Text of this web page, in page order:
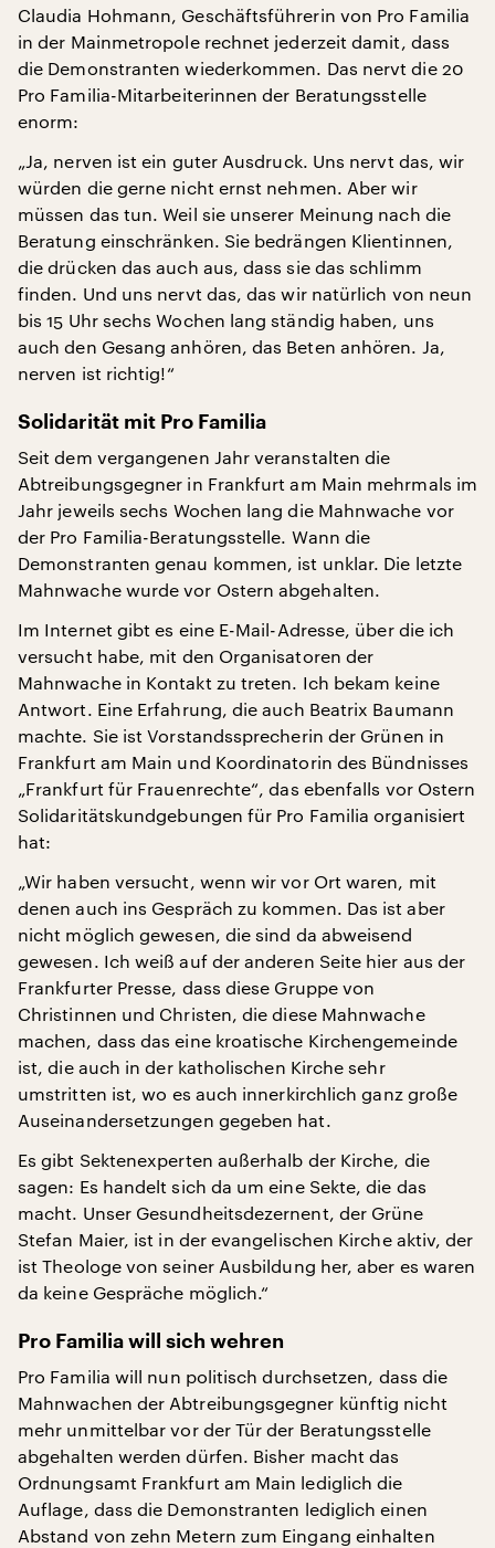
Claudia Hohmann, Geschäftsführerin von Pro Familia
in der Mainmetropole rechnet jederzeit damit, dass
die Demonstranten wiederkommen. Das nervt die 20
Pro Familia-Mitarbeiterinnen der Beratungsstelle
enorm:
„Ja, nerven ist ein guter Ausdruck. Uns nervt das, wir
würden die gerne nicht ernst nehmen. Aber wir
müssen das tun. Weil sie unserer Meinung nach die
Beratung einschränken. Sie bedrängen Klientinnen,
die drücken das auch aus, dass sie das schlimm
finden. Und uns nervt das, das wir natürlich von neun
bis 15 Uhr sechs Wochen lang ständig haben, uns
auch den Gesang anhören, das Beten anhören. Ja,
nerven ist richtig!“
Solidarität mit Pro Familia
Seit dem vergangenen Jahr veranstalten die
Abtreibungsgegner in Frankfurt am Main mehrmals im
Jahr jeweils sechs Wochen lang die Mahnwache vor
der Pro Familia-Beratungsstelle. Wann die
Demonstranten genau kommen, ist unklar. Die letzte
Mahnwache wurde vor Ostern abgehalten.
Im Internet gibt es eine E-Mail-Adresse, über die ich
versucht habe, mit den Organisatoren der
Mahnwache in Kontakt zu treten. Ich bekam keine
Antwort. Eine Erfahrung, die auch Beatrix Baumann
machte. Sie ist Vorstandssprecherin der Grünen in
Frankfurt am Main und Koordinatorin des Bündnisses
„Frankfurt für Frauenrechte“, das ebenfalls vor Ostern
Solidaritätskundgebungen für Pro Familia organisiert
hat:
„Wir haben versucht, wenn wir vor Ort waren, mit
denen auch ins Gespräch zu kommen. Das ist aber
nicht möglich gewesen, die sind da abweisend
gewesen. Ich weiß auf der anderen Seite hier aus der
Frankfurter Presse, dass diese Gruppe von
Christinnen und Christen, die diese Mahnwache
machen, dass das eine kroatische Kirchengemeinde
ist, die auch in der katholischen Kirche sehr
umstritten ist, wo es auch innerkirchlich ganz große
Auseinandersetzungen gegeben hat.
Es gibt Sektenexperten außerhalb der Kirche, die
sagen: Es handelt sich da um eine Sekte, die das
macht. Unser Gesundheitsdezernent, der Grüne
Stefan Maier, ist in der evangelischen Kirche aktiv, der
ist Theologe von seiner Ausbildung her, aber es waren
da keine Gespräche möglich.“
Pro Familia will sich wehren
Pro Familia will nun politisch durchsetzen, dass die
Mahnwachen der Abtreibungsgegner künftig nicht
mehr unmittelbar vor der Tür der Beratungsstelle
abgehalten werden dürfen. Bisher macht das
Ordnungsamt Frankfurt am Main lediglich die
Auflage, dass die Demonstranten lediglich einen
Abstand von zehn Metern zum Eingang einhalten